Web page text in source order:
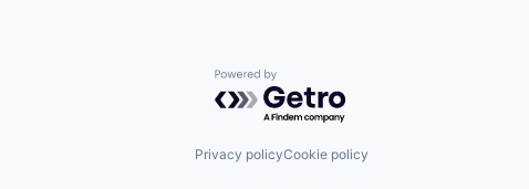
Powered by Getro.com
Privacy policyCookie policy